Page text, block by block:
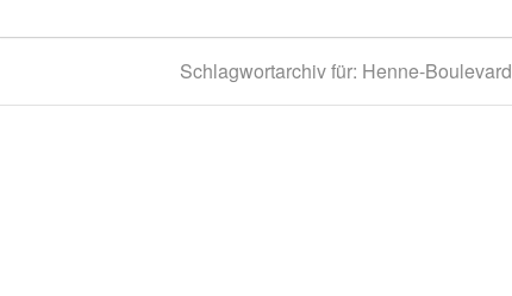
Schlagwortarchiv für: Henne-Boulevard